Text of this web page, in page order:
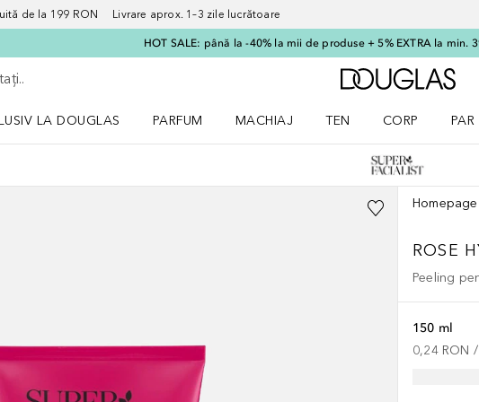
de la 199 RON Livrare aprox. 1–3 zile lucrătoare
HOT SALE: până la -40% la mii de produse + 5% EXTRA la min.
LA DOUGLAS
PARFUM
MACHIAJ
TEN
CORP
PAR
Homepage
ROSE
Peeling
150 ml
0,24 RON /